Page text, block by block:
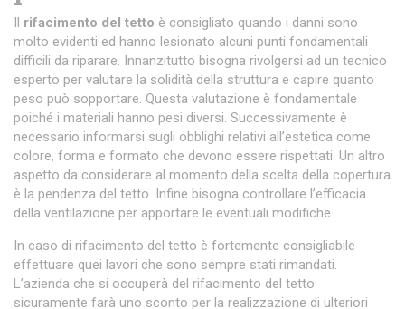
Il rifacimento del tetto è consigliato quando i danni sono
molto evidenti ed hanno lesionato alcuni punti fondamentali
difficili da riparare. Innanzitutto bisogna rivolgersi ad un tecnico
esperto per valutare la solidità della struttura e capire quanto
peso può sopportare. Questa valutazione è fondamentale
poiché i materiali hanno pesi diversi. Successivamente è
necessario informarsi sugli obblighi relativi all’estetica come
colore, forma e formato che devono essere rispettati. Un altro
aspetto da considerare al momento della scelta della copertura
è la pendenza del tetto. Infine bisogna controllare l’efficacia
della ventilazione per apportare le eventuali modifiche.
In caso di rifacimento del tetto è fortemente consigliabile
effettuare quei lavori che sono sempre stati rimandati.
L’azienda che si occuperà del rifacimento del tetto
sicuramente farà uno sconto per la realizzazione di ulteriori